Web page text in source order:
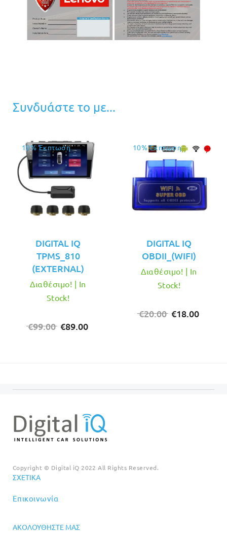
Συνδυάστε το με...
10% Έκπτωση
DIGITAL IQ
TPMS_810
(EXTERNAL)
€99.00 Original
€89.00
Διαθέσιμο! | In
Stock!
10% Έκπτωση
DIGITAL IQ
OBDII_(WIFI)
€20.00 Original
€18.00
Διαθέσιμο! | In
Stock!
Copyright © Digital iQ 2022 All Rights Reserved.
ΣΧΕΤΙΚΆ
Επικοινωνία
ΑΚΟΛΟΥΘΉΣΤΕ ΜΑΣ